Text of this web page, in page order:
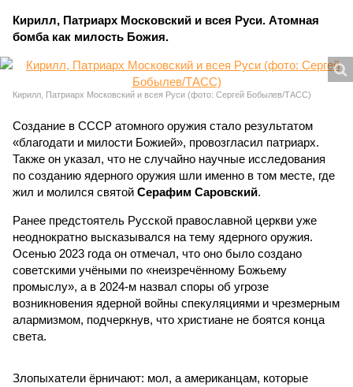
Кирилл, Патриарх Московский и всея Руси. Атомная
бомба как милость Божия.
Кирилл, Патриарх Московский и всея Руси (фото: Сергей Бобылев/ТАСС)
Создание в СССР атомного оружия стало результатом
«благодати и милости Божией», провозгласил патриарх.
Также он указал, что не случайно научные исследования
по созданию ядерного оружия шли именно в том месте, где
жил и молился святой Серафим Саровский.
Ранее предстоятель Русской православной церкви уже
неоднократно высказывался на тему ядерного оружия.
Осенью 2023 года он отмечал, что оно было создано
советскими учёными по «неизречённому Божьему
промыслу», а в 2024-м назвал споры об угрозе
возникновения ядерной войны спекуляциями и чрезмерным
алармизмом, подчеркнув, что христиане не боятся конца
света.
Злопыхатели ёрничают: мол, а американцам, которые